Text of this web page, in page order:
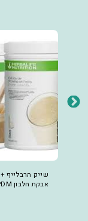
שייק הרבלייף +
אבקת חלבון PDM